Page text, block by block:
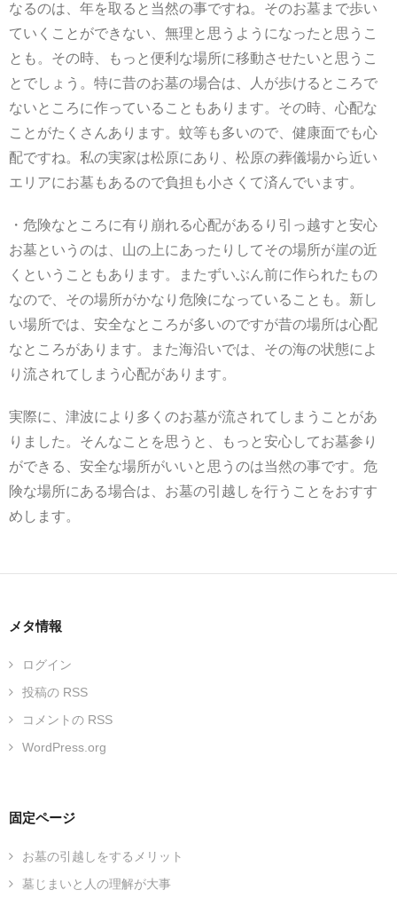
なるのは、年を取ると当然の事ですね。そのお墓まで歩い
ていくことができない、無理と思うようになったと思うこ
とも。その時、もっと便利な場所に移動させたいと思うこ
とでしょう。特に昔のお墓の場合は、人が歩けるところで
ないところに作っていることもあります。その時、心配な
ことがたくさんあります。蚊等も多いので、健康面でも心
配ですね。私の実家は松原にあり、松原の葬儀場から近い
エリアにお墓もあるので負担も小さくて済んでいます。
・危険なところに有り崩れる心配があるり引っ越すと安心
お墓というのは、山の上にあったりしてその場所が崖の近
くということもあります。またずいぶん前に作られたもの
なので、その場所がかなり危険になっていることも。新し
い場所では、安全なところが多いのですが昔の場所は心配
なところがあります。また海沿いでは、その海の状態によ
り流されてしまう心配があります。
実際に、津波により多くのお墓が流されてしまうことがあ
りました。そんなことを思うと、もっと安心してお墓参り
ができる、安全な場所がいいと思うのは当然の事です。危
険な場所にある場合は、お墓の引越しを行うことをおすす
めします。
メタ情報
ログイン
投稿の RSS
コメントの RSS
WordPress.org
固定ページ
お墓の引越しをするメリット
墓じまいと人の理解が大事